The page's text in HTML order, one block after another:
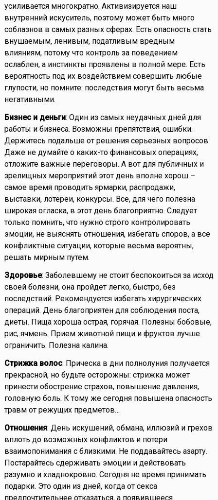
усиливается многократно. Активизируется наш
внутренний искуситель, поэтому может быть много
соблазнов в самых разных сферах. Есть опасность стать
внушаемым, ленивым, податливым вредным
влияниям, потому что контроль за поведением
ослаблен, а инстинкты проявлены в полной мере. Есть
вероятность под их воздействием совершить любые
глупости, но помните: последствия могут быть весьма
негативными.
Бизнес и деньги: Один из самых неудачных дней для
работы и бизнеса. Возможны препятствия, ошибки.
Держитесь подальше от решения серьезных вопросов.
Даже не думайте о каких-то финансовых операциях,
отложите важные переговоры. А вот для публичных и
зрелищных мероприятий этот день вполне хорош –
самое время проводить ярмарки, распродажи,
выставки, лотереи, конкурсы. Все, для чего полезна
широкая огласка, в этот день благоприятно. Следует
только помнить, что нужно строго контролировать
эмоции, не выяснять отношения, избегать споров, а все
конфликтные ситуации, которые весьма вероятны,
решать мирным путем.
Здоровье: Заболевшему не стоит беспокоиться за исход
своей болезни, она пройдёт легко, быстро, без
последствий. Рекомендуется избегать хирургических
операций. День благоприятен для соблюдения поста,
диеты. Пища хороша острая, горячая. Полезны бобовые,
рис, ячмень. Прием животной пищи и фруктов лучше
ограничить. Полезна калина.
Стрижка волос: Прическа в дни полнолуния получается
прекрасной, но будьте осторожны: стрижка может
принести обострение страхов, повышение давления,
головную боль. К тому же сегодня повышена опасность
травм от режущих предметов…
Отношения: День искушений, обмана, иллюзий и грехов
вплоть до возможных конфликтов и потери
взаимопонимания с близкими. Не поддавайтесь азарту.
Постарайтесь сдерживать эмоции и действовать
разумно и хладнокровно. Сегодня не время принимать
подарки. Это один из дней, когда от секса
предпочтительнее отказаться, а появившееся